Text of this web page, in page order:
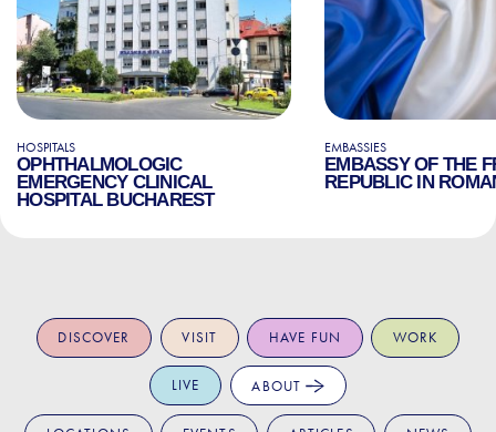
HOSPITALS
OPHTHALMOLOGIC
EMERGENCY CLINICAL
HOSPITAL BUCHAREST
EMBASSIES
EMBASSY OF THE
REPUBLIC IN
DISCOVER VISIT HAVE FUN WORK
LIVE ABOUT